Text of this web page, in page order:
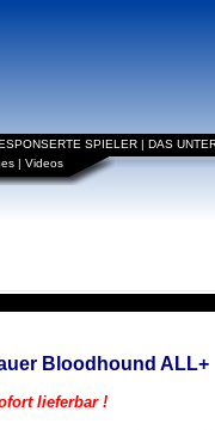
SPIELER | DAS
| Videos
Bloodhound ALL+
lieferbar !